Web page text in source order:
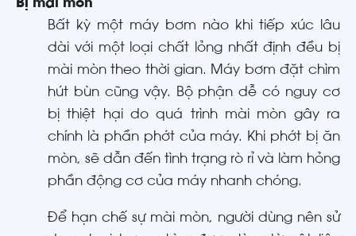
Bị mài mòn
Bất kỳ một máy bơm nào khi tiếp xúc lâu
dài với một loại chất lỏng nhất định đều bị
mài mòn theo thời gian. Máy bơm đặt chìm
hút bùn cũng vậy. Bộ phận dễ có nguy cơ
bị thiệt hại do quá trình mài mòn gây ra
chính là phần phớt của máy. Khi phớt bị ăn
mòn, sẽ dẫn đến tình trạng rò rỉ và làm hỏng
phần động cơ của máy nhanh chóng.
Để hạn chế sự mài mòn, người dùng nên sử